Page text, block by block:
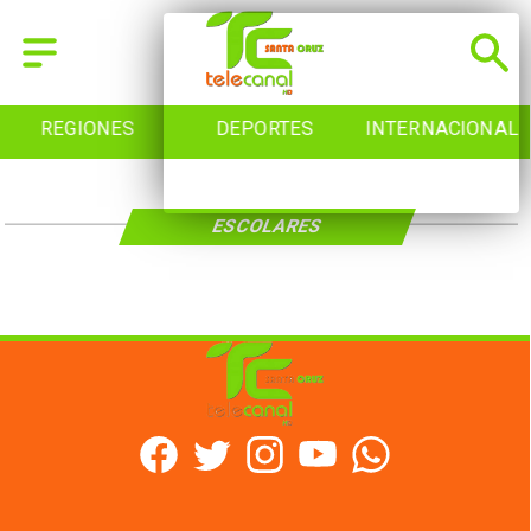
REGIONES DEPORTES INTERNACIONAL
ESCOLARES